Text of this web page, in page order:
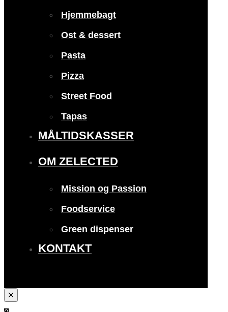
Hjemmebagt
Ost & dessert
Pasta
Pizza
Street Food
Tapas
MÅLTIDSKASSER
OM ZELECTED
Mission og Passion
Foodservice
Green dispenser
KONTAKT